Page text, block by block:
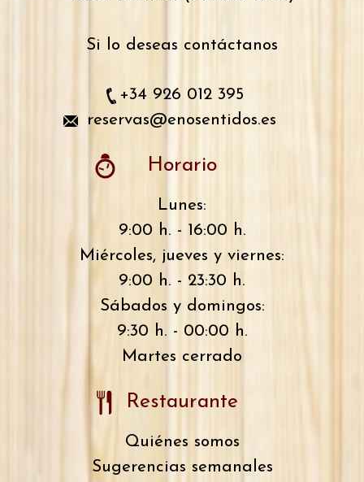
Si lo deseas contáctanos
+34 926 012 395
reservas@enosentidos.es
Horario
Lunes:
9:00 h. - 16:00 h.
Miércoles, jueves y viernes:
9:00 h. - 23:30 h.
Sábados y domingos:
9:30 h. - 00:00 h.
Martes cerrado
Restaurante
Quiénes somos
Sugerencias semanales